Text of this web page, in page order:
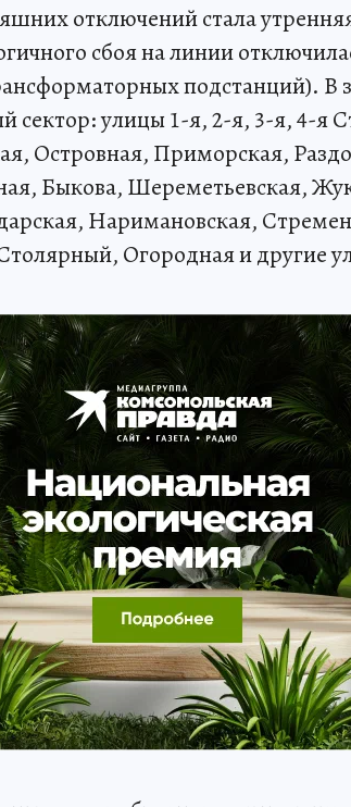
отключений стала
сбоя на линии
подстанций). В
сектор: улицы 1-я, 2-я, 3-я, 4-я
Островная, Приморская,
Быкова, Шереметьевская,
Наримановская,
Огородная и другие